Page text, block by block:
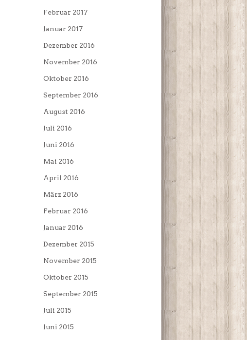
Februar 2017
Januar 2017
Dezember 2016
November 2016
Oktober 2016
September 2016
August 2016
Juli 2016
Juni 2016
Mai 2016
April 2016
März 2016
Februar 2016
Januar 2016
Dezember 2015
November 2015
Oktober 2015
September 2015
Juli 2015
Juni 2015